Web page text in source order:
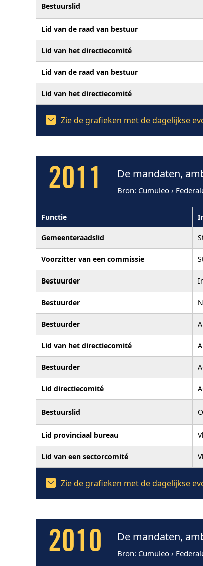
Bestuurslid
Lid van de raad van bestuur
Lid van het directiecomité
Lid van de raad van bestuur
Lid van het directiecomité
Zie de grafieken met de dagelijkse
2011 De mandaten,
Bron: Cumuleo ›
Functie
Gemeenteraadslid
Voorzitter van een commissie
Bestuurder
Bestuurder
Bestuurder
Lid van het directiecomité
Bestuurder
Lid directiecomité
Bestuurslid
Lid provinciaal bureau
Lid van een sectorcomité
Zie de grafieken met de dagelijkse
2010 De mandaten,
Bron: Cumuleo ›